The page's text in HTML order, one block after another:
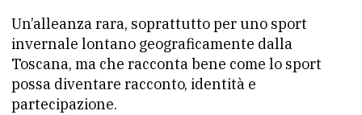
Un’alleanza rara, soprattutto per uno sport
invernale lontano geograficamente dalla
Toscana, ma che racconta bene come lo sport
possa diventare racconto, identità e
partecipazione.